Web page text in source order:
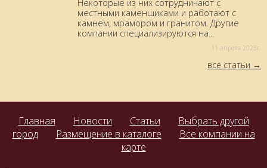
Некоторые из них сотрудничают с
местными каменщиками и работают с
камнем, мрамором и гранитом. Другие
компании специализируются на...
11 aпреля 2023г.
все статьи
Главная Новости Статьи
Выбрать другой
город
Размещение в каталоге
Все компании на
карте